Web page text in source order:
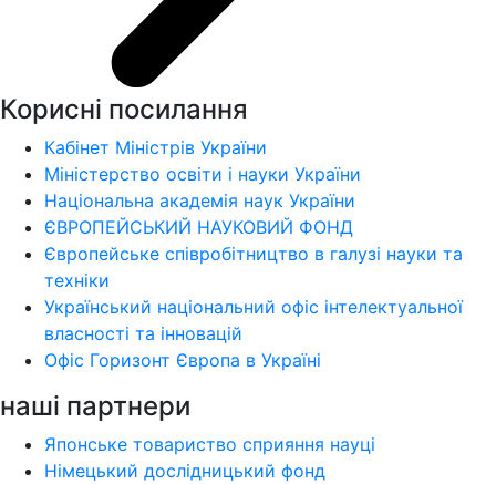
Корисні посилання
Кабінет Міністрів України
Міністерство освіти і науки України
Національна академія наук України
ЄВРОПЕЙСЬКИЙ НАУКОВИЙ ФОНД
Європейське співробітництво в галузі науки та
техніки
Український національний офіс інтелектуальної
власності та інновацій
Офіс Горизонт Європа в Україні
наші партнери
Японське товариство сприяння науці
Німецький дослідницький фонд